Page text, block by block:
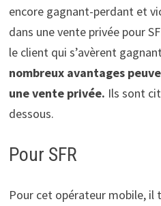
encore gagnant-perdant et
dans une vente privée pour
le client qui s’avèrent
nombreux avantages
une vente privée. Ils sont
dessous.
Pour SFR
Pour cet opérateur mobile, il